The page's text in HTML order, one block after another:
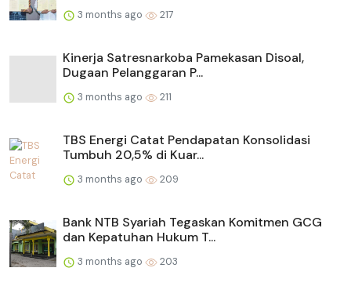
3 months ago 217
Kinerja Satresnarkoba Pamekasan Disoal,
Dugaan Pelanggaran P...
3 months ago 211
TBS Energi Catat Pendapatan Konsolidasi
Tumbuh 20,5% di Kuar...
3 months ago 209
Bank NTB Syariah Tegaskan Komitmen GCG
dan Kepatuhan Hukum T...
3 months ago 203